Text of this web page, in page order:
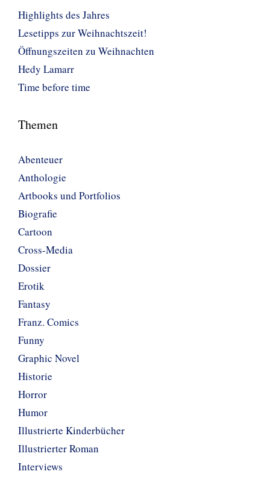
Highlights des Jahres
Lesetipps zur Weihnachtszeit!
Öffnungszeiten zu Weihnachten
Hedy Lamarr
Time before time
Themen
Abenteuer
Anthologie
Artbooks und Portfolios
Biografie
Cartoon
Cross-Media
Dossier
Erotik
Fantasy
Franz. Comics
Funny
Graphic Novel
Historie
Horror
Humor
Illustrierte Kinderbücher
Illustrierter Roman
Interviews